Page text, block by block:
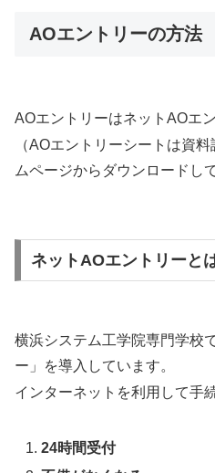
AOエントリーの方法
AOエントリーはネットAOエ
（AOエントリーシートは資
ムページからダウンロードし
ネットAOエントリーと
横浜システム工学院専門学校
ー」を導入しています。
インターネットを利用して手
24時間受付